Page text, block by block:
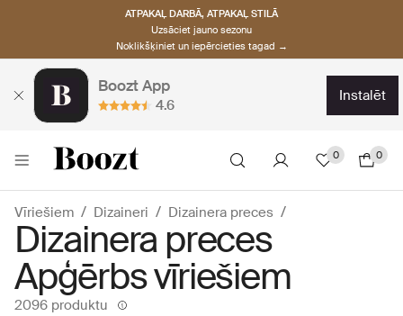
ATPAKAĻ DARBĀ, ATPAKAĻ STILĀ
Uzsāciet jauno sezonu
Noklikšķiniet un iepērcieties tagad →
Boozt App
4.6
instalēt
0 0
Vīriešiem Dizaineri Dizainera preces
Dizainera preces
Apģērbs vīriešiem
2096 produktu